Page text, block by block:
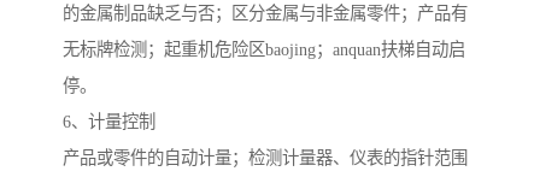
的金属制品缺乏与否；区分金属与非金属零件；产品有
无标牌检测；起重机危险区baojing；anquan扶梯自动启
停。
6、计量控制
产品或零件的自动计量；检测计量器、仪表的指针范围